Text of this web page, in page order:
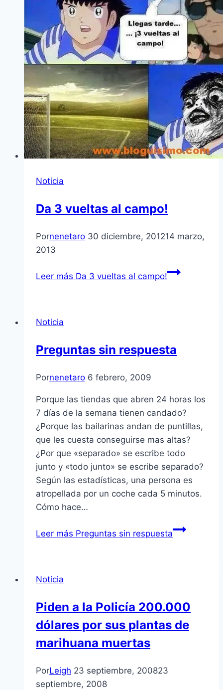
Noticia
Da 3 vueltas al campo!
Pornenetaro 30 diciembre, 201214 marzo,
2013
Leer más Da 3 vueltas al campo!
Noticia
Preguntas sin respuesta
Pornenetaro 6 febrero, 2009
Porque las tiendas que abren 24 horas los
7 dí­as de la semana tienen candado?
¿Porque las bailarinas andan de puntillas,
que les cuesta conseguirse mas altas?
¿Por que «separado» se escribe todo
junto y «todo junto» se escribe separado?
Según las estadí­sticas, una persona es
atropellada por un coche cada 5 minutos.
Cómo hace…
Leer más Preguntas sin respuesta
Noticia
Piden a la Policí­a 200.000
dólares por sus plantas de
marihuana muertas
PorLeigh 23 septiembre, 200823
septiembre, 2008